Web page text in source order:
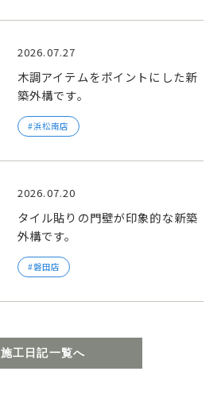
2026.07.27
木調アイテムをポイントにした新
築外構です。
浜松南店
2026.07.20
タイル貼りの門壁が印象的な新築
外構です。
磐田店
施工日記一覧へ